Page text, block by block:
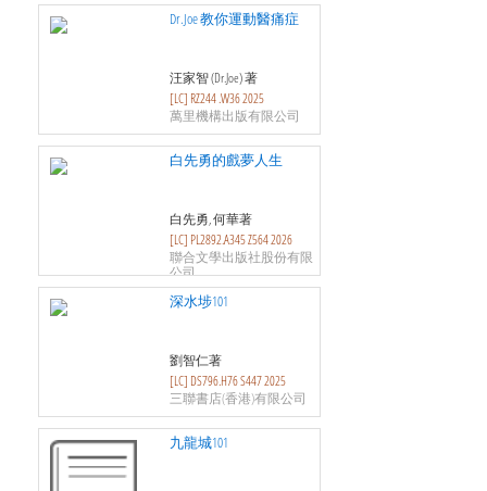
Dr.Joe 教你運動醫痛症
汪家智 (Dr.Joe) 著
[LC] RZ244 .W36 2025
萬里機構出版有限公司
白先勇的戲夢人生
白先勇, 何華著
[LC] PL2892.A345 Z564 2026
聯合文學出版社股份有限
公司
深水埗101
劉智仁著
[LC] DS796.H76 S447 2025
三聯書店(香港)有限公司
九龍城101